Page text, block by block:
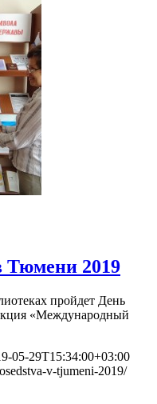
Тюмени 2019
пройдет День
«Международный
05-29T15:34:00+03:00
v-tjumeni-2019/